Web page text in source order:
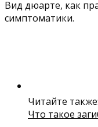
Вид дюарте, как
симптоматики.
Читайте также:
Что такое